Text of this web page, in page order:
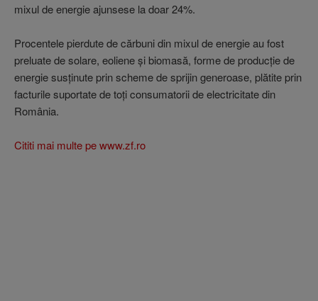
mixul de energie ajunsese la doar 24%.
Procentele pierdute de cărbuni din mixul de energie au fost
preluate de solare, eoliene şi biomasă, forme de producţie de
energie susţinute prin scheme de sprijin generoase, plătite prin
facturile suportate de toţi consumatorii de electricitate din
România.
Cititi mai multe pe www.zf.ro